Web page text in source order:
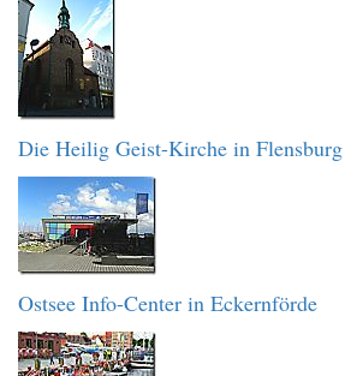
Die Heilig Geist-Kirche in Flensburg
Ostsee Info-Center in Eckernförde